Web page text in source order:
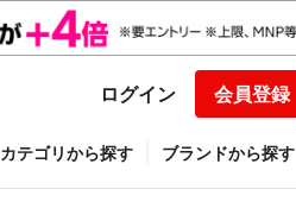
ログイン 会員登録
カテゴリから探す ブランドから探す